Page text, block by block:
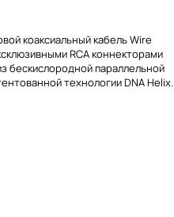
коаксиальный кабель Wire
RCA коннекторами
бескислородной параллельной
технологии DNA Helix.